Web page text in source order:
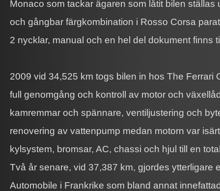
Monaco som tackar ägaren som låtit bilen ställas
och gångbar färgkombination i Rosso Corsa
2 nycklar, manual och en hel del dokument finns
2009 vid 34,525 km togs bilen in hos The Ferrari
full genomgång och kontroll av motor och
kamremmar och spännare, ventiljustering och
renovering av vattenpump medan motorn var
kylsystem, bromsar, AC, chassi och hjul till en
Två år senare, vid 37,387 km, gjordes ytterligare
Automobile i Frankrike som bland annat